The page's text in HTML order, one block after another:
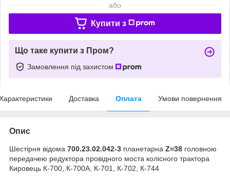
або
Купити з
Що таке купити з Пром?
Замовлення під захистом
Доставка Оплата Умови повернення
Опис
Шестірня відома 700.23.02.042-3 планетарна Z=38 головною
передачею редуктора провідного моста колісного трактора
Кировець К-700, К-700А, К-701, К-702, К-744